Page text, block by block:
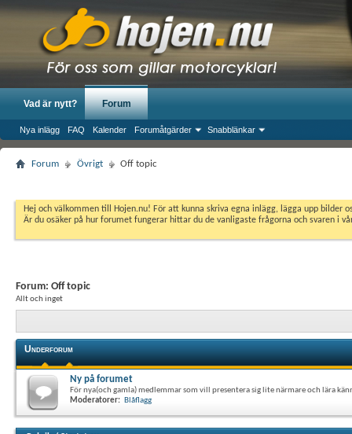
Vad är nytt? Forum
Nya inlägg FAQ Kalender Forumåtgärder Snabblänkar
Forum Övrigt Off topic
Hej och välkommen till Hojen.nu! För att kunna skriva egna inlägg, lägga upp
Är du osäker på hur forumet fungerar hittar du de vanligaste frågorna och svaren i
Forum: Off topic
Allt och inget
Underforum
Ny på forumet
För nya(och gamla) medlemmar som vill presentera sig lite närmare och lära
Moderatorer: Blåflagg